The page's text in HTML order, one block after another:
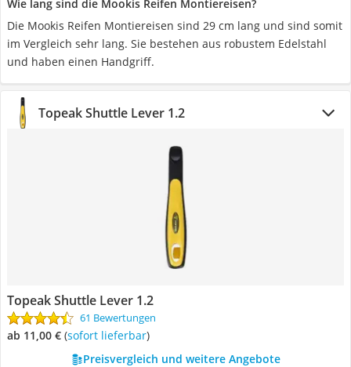
Wie lang sind die Mookis Reifen Montiereisen?
Die Mookis Reifen Montiereisen sind 29 cm lang und sind somit
im Vergleich sehr lang. Sie bestehen aus robustem Edelstahl
und haben einen Handgriff.
Topeak Shuttle Lever 1.2
Topeak Shuttle Lever 1.2
61 Bewertungen
ab 11,00 € ( Sofort lieferbar)
Preisvergleich und weitere Angebote